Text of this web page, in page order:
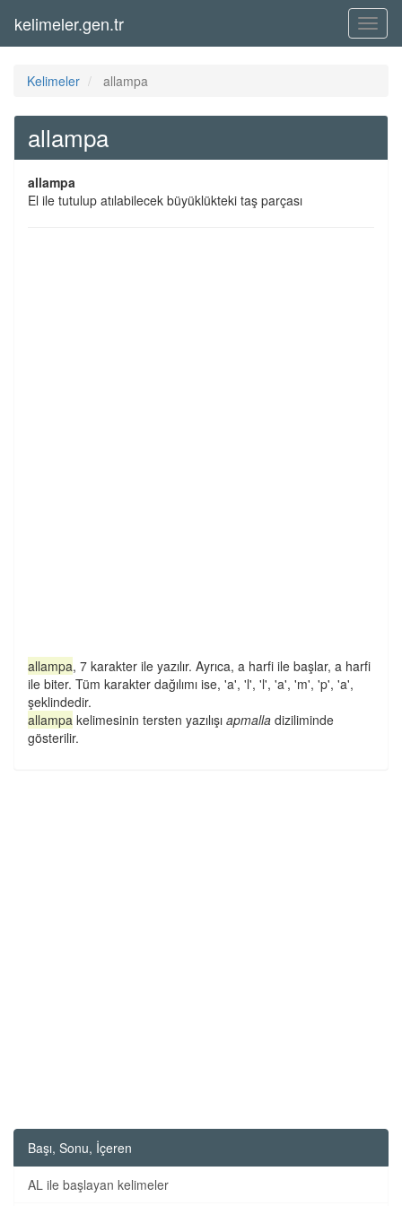
Menü
kelimeler.gen.tr
Kelimeler allampa
allampa
allampa
El ile tutulup atılabilecek büyüklükteki taş parçası
allampa, 7 karakter ile yazılır. Ayrıca, a harfi ile başlar, a harfi
ile biter. Tüm karakter dağılımı ise, 'a', 'l', 'l', 'a', 'm', 'p', 'a',
şeklindedir.
allampa kelimesinin tersten yazılışı apmalla diziliminde
gösterilir.
Başı, Sonu, İçeren
AL ile başlayan kelimeler